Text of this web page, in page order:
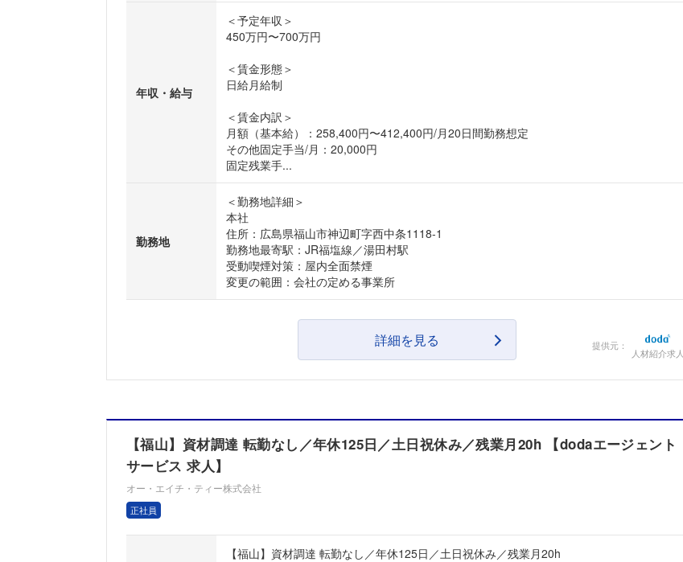
こちらの企業もフォローしませんか？
年収・給与
＜予定年収＞
450万円〜700万円
＜賃金形態＞
日給月給制
＜賃金内訳＞
月額（基本給）：258,400円〜412,400円/月20日間勤務想定
その他固定手当/月：20,000円
固定残業手...
勤務地
＜勤務地詳細＞
本社
住所：広島県福山市神辺町字西中条1118-1
勤務地最寄駅：JR福塩線／湯田村駅
受動喫煙対策：屋内全面禁煙
変更の範囲：会社の定める事業所
詳細を見る 提供元：
人材紹介求人
【福山】資材調達 転勤なし／年休125日／土日祝休み／残業月20h 【dodaエージェント
サービス 求人】
オー・エイチ・ティー株式会社
正社員
【福山】資材調達 転勤なし／年休125日／土日祝休み／残業月20h